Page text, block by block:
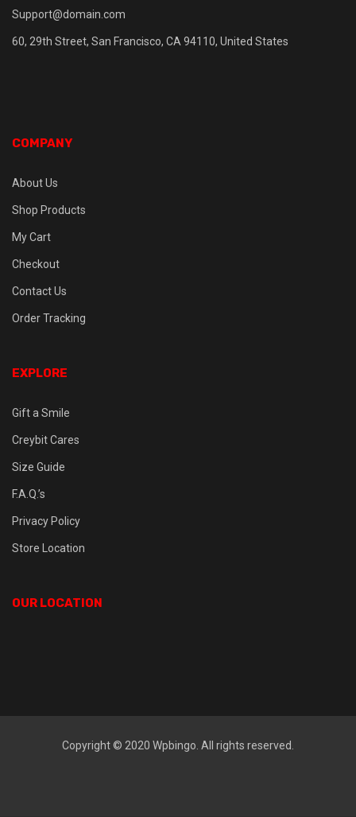
Support@domain.com
60, 29th Street, San Francisco, CA 94110, United States
COMPANY
About Us
Shop Products
My Cart
Checkout
Contact Us
Order Tracking
EXPLORE
Gift a Smile
Creybit Cares
Size Guide
F.A.Q.’s
Privacy Policy
Store Location
OUR LOCATION
Copyright © 2020 Wpbingo . All rights reserved.